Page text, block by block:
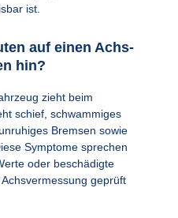
ist.
auf einen Achs-
hin?
zieht beim
schief, schwammiges
Bremsen sowie
Symptome sprechen
oder beschädigte
geprüft